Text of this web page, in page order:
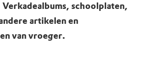
schoolplaten,
artikelen en
van vroeger.